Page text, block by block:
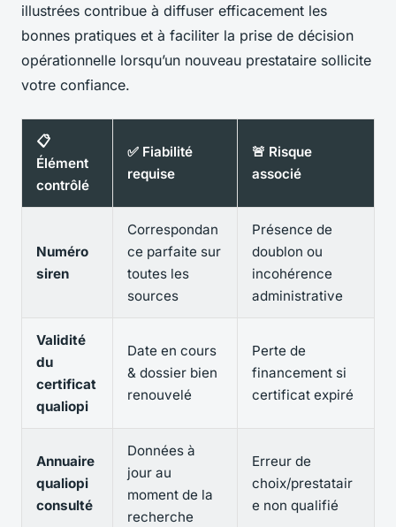
illustrées contribue à diffuser efficacement les
bonnes pratiques et à faciliter la prise de décision
opérationnelle lorsqu’un nouveau prestataire sollicite
votre confiance.
📋
Élément
contrôlé
✅ Fiabilité
requise
🚨 Risque
associé
Numéro
siren
Correspondan
ce parfaite sur
toutes les
sources
Présence de
doublon ou
incohérence
administrative
Validité
du
certificat
qualiopi
Date en cours
& dossier bien
renouvelé
Perte de
financement si
certificat expiré
Annuaire
qualiopi
consulté
Données à
jour au
moment de la
recherche
Erreur de
choix/prestatair
e non qualifié